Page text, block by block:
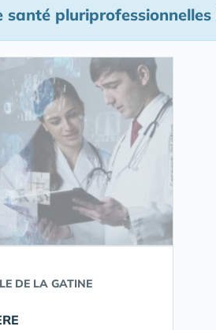
santé pluriprofessionnelles
DE LA GATINE